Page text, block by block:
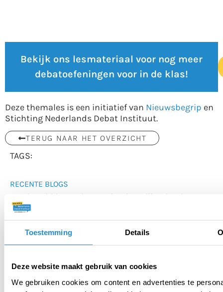
Toestemming Details
Deze website maakt gebruik van cookies
We gebruiken cookies om content en advertenties te
Bekijk ons lesmateriaal voor nog meer
debatoefeningen voor in de klas!
Deze themales is een initiatief van Nieuwsbegrip en
Stichting Nederlands Debat Instituut.
TERUG NAAR HET OVERZICHT
TAGS:
RECENTE BLOGS
Hoe bereid je een improvisatiestelling het beste
voor?
eigenlijk?
Debat versus Beraad: welke werkvorm kies jij?